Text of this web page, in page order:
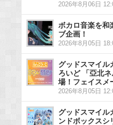
2026年8月06日
ボカロ音楽を和
ブ企画！
2026年8月05日
グッドスマイル
ろいど 「亞北
場！フェイスメ
2026年8月05日
グッドスマイル
ンドボックスシ